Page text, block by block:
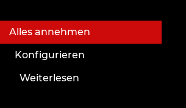
Wichtiges
AGB
Alles annehmen
Konfigurieren
Weiterlesen